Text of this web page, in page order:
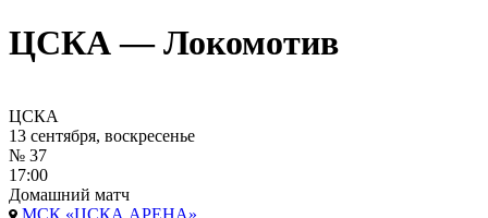
ЦСКА — Локомотив
ЦСКА
13 сентября, воскресенье
№ 37
17:00
Домашний матч
МСК «ЦСКА АРЕНА»